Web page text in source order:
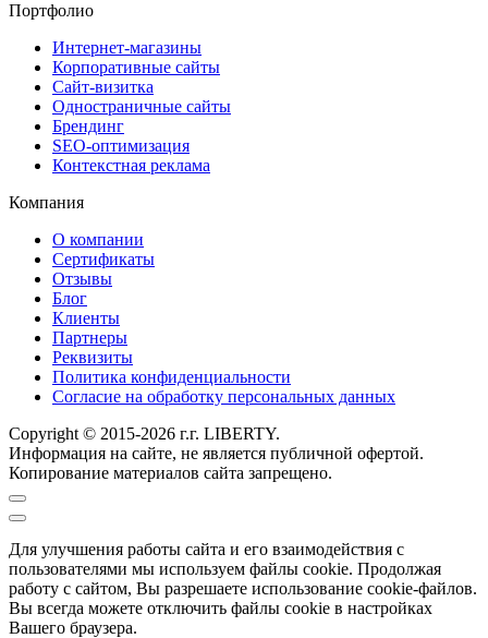
Портфолио
Интернет-магазины
Корпоративные сайты
Сайт-визитка
Одностраничные сайты
Брендинг
SEO-оптимизация
Контекстная реклама
Компания
О компании
Сертификаты
Отзывы
Блог
Клиенты
Партнеры
Реквизиты
Политика конфиденциальности
Согласие на обработку персональных данных
Copyright © 2015-2026 г.г. LIBERTY.
Информация на сайте, не является публичной офертой.
Копирование материалов сайта запрещено.
Для улучшения работы сайта и его взаимодействия с
пользователями мы используем файлы cookie. Продолжая
работу с сайтом, Вы разрешаете использование cookie-файлов.
Вы всегда можете отключить файлы cookie в настройках
Вашего браузера.